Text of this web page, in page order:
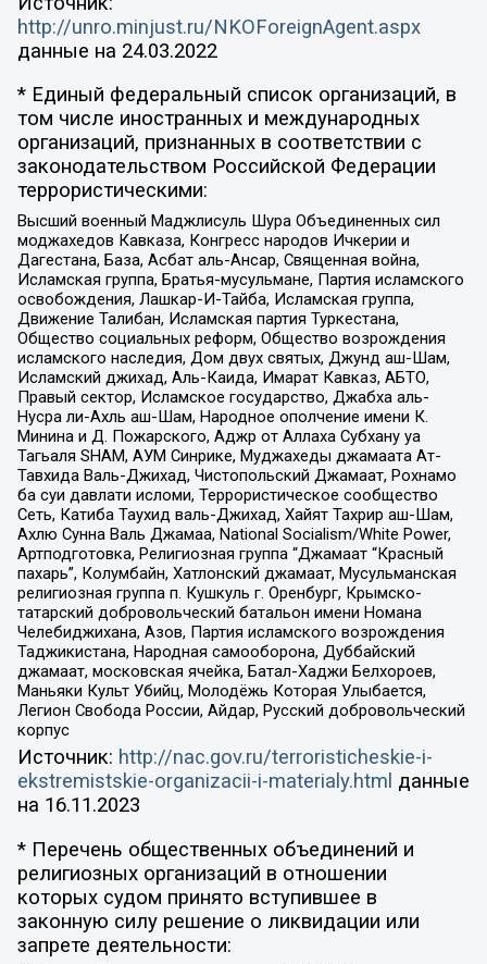
http://unro.minjust.ru/NKOForeignAgent.aspx
данные на 24.03.2022
* Единый федеральный список организаций, в
том числе иностранных и международных
организаций, признанных в соответствии с
законодательством Российской Федерации
террористическими:
Высший военный Маджлисуль Шура Объединенных сил
моджахедов Кавказа, Конгресс народов Ичкерии и
Дагестана, База, Асбат аль-Ансар, Священная война,
Исламская группа, Братья-мусульмане, Партия исламского
освобождения, Лашкар-И-Тайба, Исламская группа,
Движение Талибан, Исламская партия Туркестана,
Общество социальных реформ, Общество возрождения
исламского наследия, Дом двух святых, Джунд аш-Шам,
Исламский джихад, Аль-Каида, Имарат Кавказ, АБТО,
Правый сектор, Исламское государство, Джабха аль-
Нусра ли-Ахль аш-Шам, Народное ополчение имени К.
Минина и Д. Пожарского, Аджр от Аллаха Субхану уа
Тагьаля SHAM, АУМ Синрике, Муджахеды джамаата Ат-
Тавхида Валь-Джихад, Чистопольский Джамаат, Рохнамо
ба суи давлати исломи, Террористическое сообщество
Сеть, Катиба Таухид валь-Джихад, Хайят Тахрир аш-Шам,
Ахлю Сунна Валь Джамаа, National Socialism/White Power,
Артподготовка, Религиозная группа “Джамаат “Красный
пахарь”, Колумбайн, Хатлонский джамаат, Мусульманская
религиозная группа п. Кушкуль г. Оренбург, Крымско-
татарский добровольческий батальон имени Номана
Челебиджихана, Азов, Партия исламского возрождения
Таджикистана, Народная самооборона, Дуббайский
джамаат, московская ячейка, Батал-Хаджи Белхороев,
Маньяки Культ Убийц, Молодёжь Которая Улыбается,
Легион Свобода России, Айдар, Русский добровольческий
корпус
Источник: http://nac.gov.ru/terroristicheskie-i-
ekstremistskie-organizacii-i-materialy.html данные
на 16.11.2023
* Перечень общественных объединений и
религиозных организаций в отношении
которых судом принято вступившее в
законную силу решение о ликвидации или
запрете деятельности: